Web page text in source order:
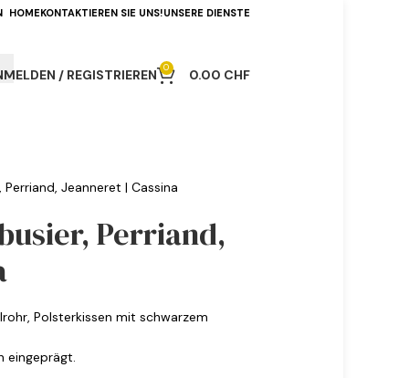
HOMEKONTAKTIEREN SIE UNS!UNSERE DIENSTE
/ REGISTRIEREN 0 0.00 CHF
Perriand, Jeanneret | Cassina
Perriand,
Polsterkissen mit schwarzem
eingeprägt.